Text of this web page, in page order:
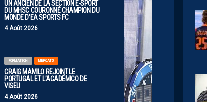
UN ANCIEN DE LA SECTION E-SPORT
DU MHSC COURONNÉ CHAMPION DU
MONDE D’EA SPORTS FC
4 Août 2026
FORMATION MERCATO
CRAIG MAMILO REJOINT LE
PORTUGAL ET L’ACADÉMICO DE
VISEU
4 Août 2026